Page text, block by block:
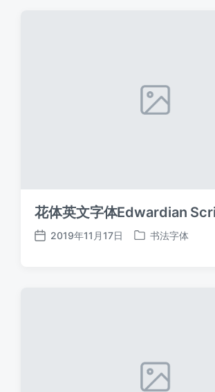
花体英文字体Edwardian
发
2019年11月17日
发
书法字体